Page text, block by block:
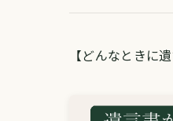
【どんなときに